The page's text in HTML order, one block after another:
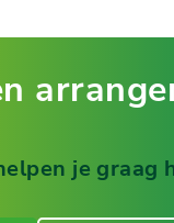
je graag